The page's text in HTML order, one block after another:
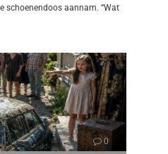
schoenendoos aannam. “Wat
0